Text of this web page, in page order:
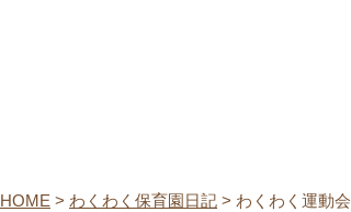
HOME > わくわく保育園日記 > わくわく運動会